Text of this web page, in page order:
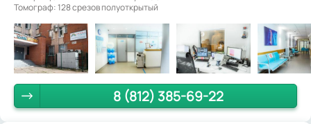
Томограф: 128 срезов полуоткрытый
8 (812) 385-69-22